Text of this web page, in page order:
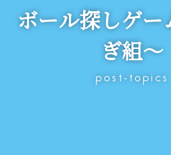
ボール探しゲー
ぎ組～
post-topics